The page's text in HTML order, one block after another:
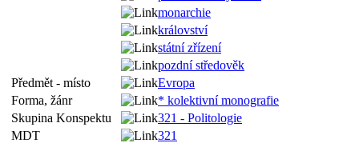
monarchie
království
státní zřízení
pozdní středověk
Předmět - místo
Evropa
Forma, žánr
* kolektivní monografie
Skupina Konspektu
321 - Politologie
MDT
321